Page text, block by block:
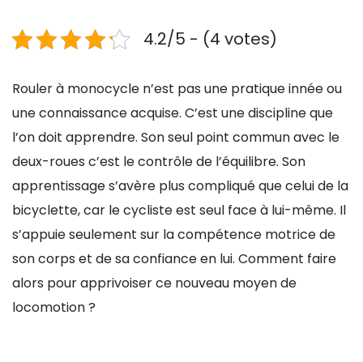
4.2/5 - (4 votes)
Rouler à monocycle n’est pas une pratique innée ou
une connaissance acquise. C’est une discipline que
l’on doit apprendre. Son seul point commun avec le
deux-roues c’est le contrôle de l’équilibre. Son
apprentissage s’avère plus compliqué que celui de la
bicyclette, car le cycliste est seul face à lui-même. Il
s’appuie seulement sur la compétence motrice de
son corps et de sa confiance en lui. Comment faire
alors pour apprivoiser ce nouveau moyen de
locomotion ?